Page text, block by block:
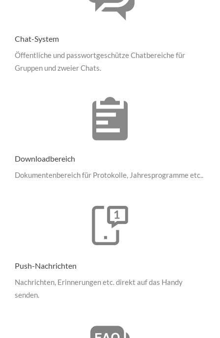
Chat-System
Öffentliche und passwortgeschütze Chatbereiche für
Gruppen und zweier Chats.
Downloadbereich
Dokumentenbereich für Protokolle, Jahresprogramme etc..
Push-Nachrichten
Nachrichten, Erinnerungen etc. direkt auf das Handy
senden.